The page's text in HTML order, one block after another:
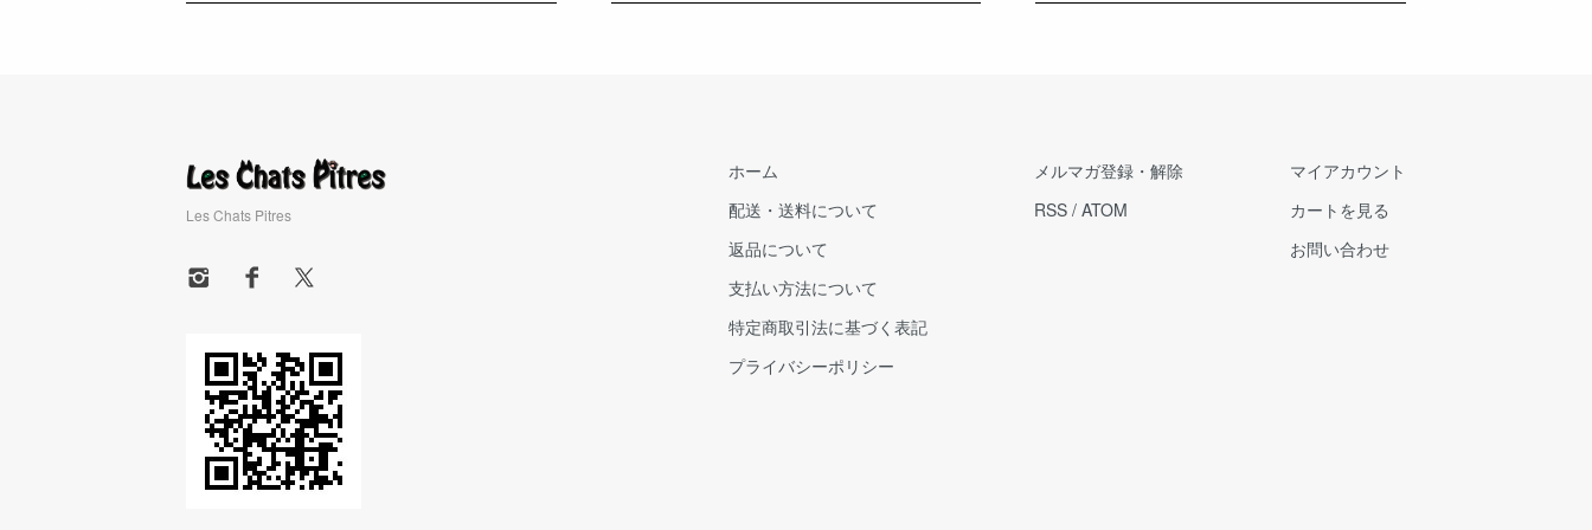
Les Chats Pitres
ホーム
配送・送料について
返品について
支払い方法について
特定商取引法に基づく表記
プライバシーポリシー
メルマガ登録・解除
RSS / ATOM
マイアカウント
カートを見る
お問い合わせ